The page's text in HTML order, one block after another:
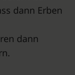
dann Erben
dann